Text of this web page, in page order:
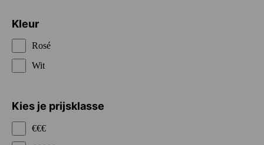
Kleur
Rosé
Wit
Kies je prijsklasse
€€€